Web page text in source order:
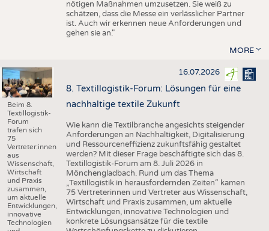
nötigen Maßnahmen umzusetzen. Sie weiß zu
schätzen, dass die Messe ein verlässlicher Partner
ist. Auch wir erkennen neue Anforderungen und
gehen sie an."
MORE
Beim 8.
Textillogistik-
Forum
trafen sich
75
Vertreter:innen
aus
Wissenschaft,
Wirtschaft
und Praxis
zusammen,
um aktuelle
Entwicklungen,
innovative
Technologien
16.07.2026
8. Textillogistik-Forum: Lösungen für eine
nachhaltige textile Zukunft
Wie kann die Textilbranche angesichts steigender
Anforderungen an Nachhaltigkeit, Digitalisierung
und Ressourceneffizienz zukunftsfähig gestaltet
werden? Mit dieser Frage beschäftigte sich das 8.
Textillogistik-Forum am 8. Juli 2026 in
Mönchengladbach. Rund um das Thema
„Textillogistik in herausfordernden Zeiten“ kamen
75 Vertreterinnen und Vertreter aus Wissenschaft,
Wirtschaft und Praxis zusammen, um aktuelle
Entwicklungen, innovative Technologien und
konkrete Lösungsansätze für die textile